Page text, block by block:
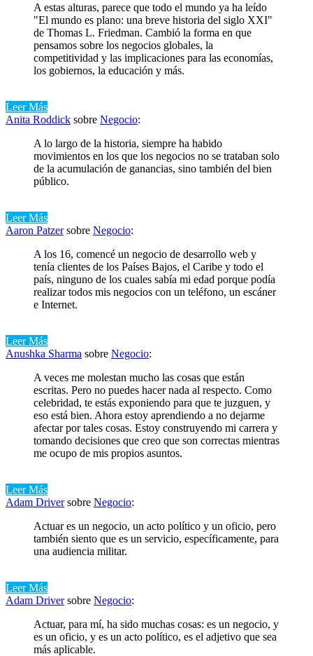
A estas alturas, parece que todo el mundo ya ha leído
"El mundo es plano: una breve historia del siglo XXI"
de Thomas L. Friedman. Cambió la forma en que
pensamos sobre los negocios globales, la
competitividad y las implicaciones para las economías,
los gobiernos, la educación y más.
Leer Más
Anita Roddick sobre Negocio:
A lo largo de la historia, siempre ha habido
movimientos en los que los negocios no se trataban solo
de la acumulación de ganancias, sino también del bien
público.
Leer Más
Aaron Patzersobre Negocio:
A los 16, comencé un negocio de desarrollo web y
tenía clientes de los Países Bajos, el Caribe y todo el
país, ninguno de los cuales sabía mi edad porque podía
realizar todos mis negocios con un teléfono, un escáner
e Internet.
Leer Más
Anushka Sharma sobre Negocio:
A veces me molestan mucho las cosas que están
escritas. Pero no puedes hacer nada al respecto. Como
celebridad, te estás exponiendo para que te juzguen, y
eso está bien. Ahora estoy aprendiendo a no dejarme
afectar por tales cosas. Estoy construyendo mi carrera y
tomando decisiones que creo que son correctas mientras
me ocupo de mis propios asuntos.
Leer Más
Adam Driversobre Negocio:
Actuar es un negocio, un acto político y un oficio, pero
también siento que es un servicio, específicamente, para
una audiencia militar.
Leer Más
Adam Driversobre Negocio:
Actuar, para mí, ha sido muchas cosas: es un negocio, y
es un oficio, y es un acto político, es el adjetivo que sea
más aplicable.